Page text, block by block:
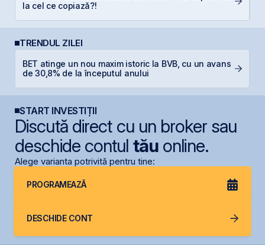
la cel ce copiază?!
TRENDUL ZILEI
BET atinge un nou maxim istoric la BVB, cu un avans
de 30,8% de la începutul anului
START INVESTIȚII
Discută direct cu un broker sau
deschide contul tăuonline.
Alege varianta potrivită pentru tine:
PROGRAMEAZĂ
DESCHIDE CONT